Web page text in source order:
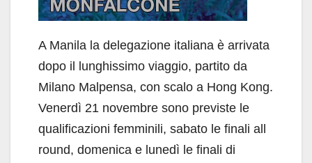
A Manila la delegazione italiana è arrivata
dopo il lunghissimo viaggio, partito da
Milano Malpensa, con scalo a Hong Kong.
Venerdì 21 novembre sono previste le
qualificazioni femminili, sabato le finali all
round, domenica e lunedì le finali di